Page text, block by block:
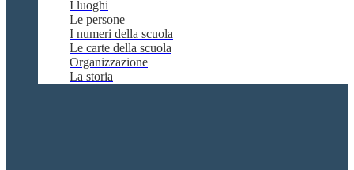
I luoghi
Le persone
I numeri della scuola
Le carte della scuola
Organizzazione
La storia